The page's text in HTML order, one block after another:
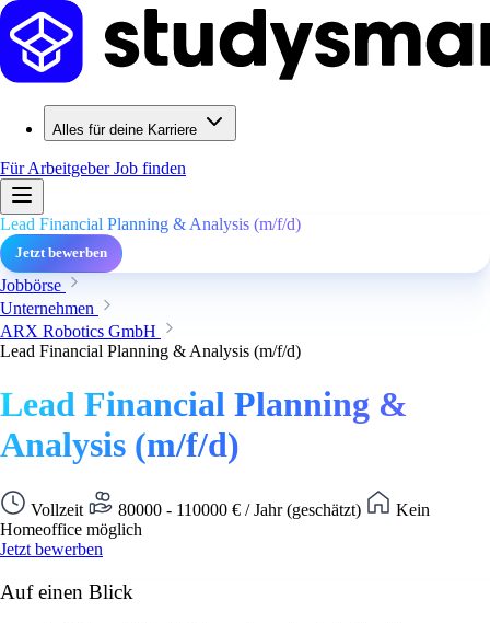
Alles für deine Karriere
Für ArbeitgeberJob finden
Lead Financial Planning & Analysis (m/f/d)
Jetzt bewerben
Jobbörse
Unternehmen
ARX Robotics GmbH
Lead Financial Planning & Analysis (m/f/d)
Lead Financial Planning &
Analysis (m/f/d)
Vollzeit 80000 - 110000 € / Jahr (geschätzt)
Kein
Homeoffice möglich
Jetzt bewerben
Auf einen Blick